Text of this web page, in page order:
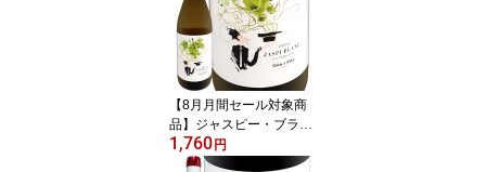
ルナッシュ・ブラン ルー
サンヌ シュナン クレレ
ット グルナッシュ・グリ
ブレンド ナチュラルワイ
ン ピュア 黄金桃 ラ・フ
ランス
【8月月間セール対象商
品】ジャスピー・ブラン
2023 スペイン 白ワイン
750ml ミディアムボディ
1,760円